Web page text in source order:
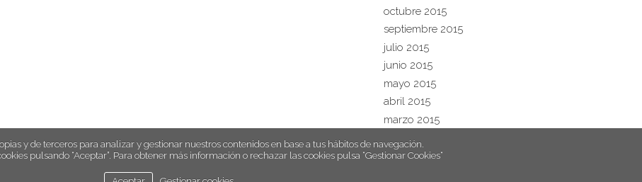
octubre 2015
septiembre 2015
julio 2015
junio 2015
mayo 2015
abril 2015
marzo 2015
y de terceros para analizar y gestionar nuestros contenidos en base a tus hábitos de navegación.
pulsando “Aceptar”. Para obtener más información o rechazar las cookies pulsa “Gestionar Cookies“